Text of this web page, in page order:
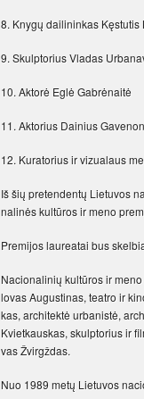
8. Kny­gų dai­li­nin­kas Kęs­tu­tis
9. Skulp­to­rius Vla­das
10. Ak­to­rė Eg­lė Gab­rė­nai­tė
11. Ak­to­rius Dai­nius
12. Ku­ra­to­rius ir vi­zua­laus
Iš šių pre­ten­den­tų Lie­tu­vos
na­li­nės kul­tū­ros ir me­no
Pre­mi­jos lau­rea­tai bus
Na­cio­na­li­nių kul­tū­ros ir
lo­vas Au­gus­ti­nas, tea­tro ir
kas, ar­chi­tek­tė ur­ba­nis­tė,
Kviet­kaus­kas, skulp­to­rius ir
vas Žvirgž­das.
Nuo 1989 me­tų Lie­tu­vos